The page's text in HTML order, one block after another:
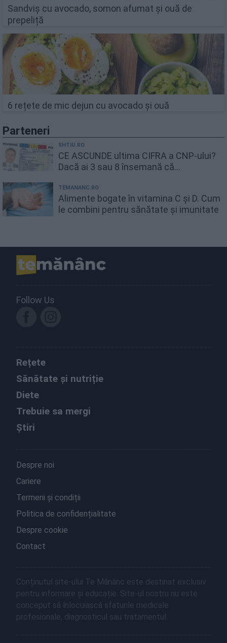
Sandviș cu avocado, somon afumat și ouă de
prepeliță
6 rețete de mic dejun cu avocado și ouă
Parteneri
SHTIU.RO
CE ASCUNDE ultima CIFRA a CNP-ului?
Dacă ai 3 sau 8 însemană că...
TEMANANC.RO
Alimente bogate în vitamina C și D. Cum
le combini pentru sănătate și imunitate
Follow Us
Rețete
Sănătate și nutriție
Diete
Trebuie sa mergi
Știri
Despre noi
Cariere
Termeni și condiții
Politica de confidențialitate
Despre cookie
Contact
Conținutul site-ului Te Mănânc este destinat exclusiv
pentru informare și educație. Site-ul nostru nu este
conceput să înlocuiască sfaturile medicale
profesionale, diagnosticul sau tratamentul.